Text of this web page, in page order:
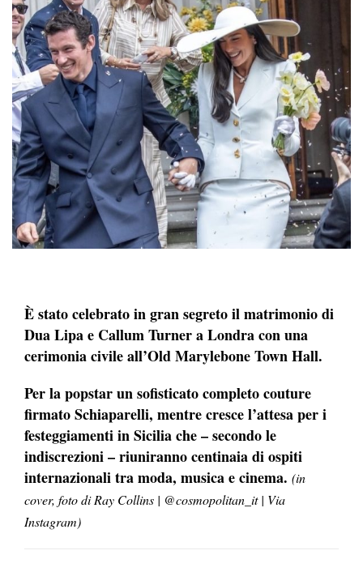
È stato celebrato in gran segreto il matrimonio di
Dua Lipa e Callum Turner a Londra con una
cerimonia civile all’Old Marylebone Town Hall.
Per la popstar un sofisticato completo couture
firmato Schiaparelli, mentre cresce l’attesa per i
festeggiamenti in Sicilia che – secondo le
indiscrezioni – riuniranno centinaia di ospiti
internazionali tra moda, musica e cinema. (in
cover, foto di Ray Collins | @cosmopolitan_it | Via
Instagram)